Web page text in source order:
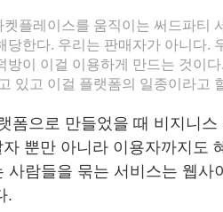
플레이스를 움직이는 써드파티
당한다. 우리는 판매자가 아니다.
방이 이걸 이용하게 만드는 것이
있고 이걸 플랫폼의 일종이라고
폼으로 만들었을 때 비지니
뿐만 아니라 이용자까지도
사람들을 묶는 서비스는 웹사
.